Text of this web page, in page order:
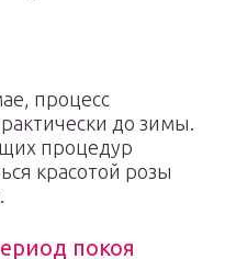
процесс
до зимы.
процедур
красотой розы
покоя